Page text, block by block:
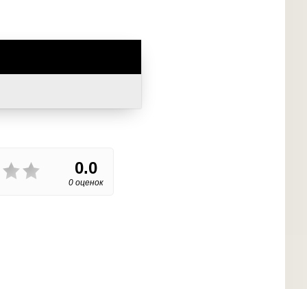
0.0
0 оценок